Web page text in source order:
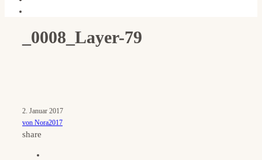
_0008_Layer-79
2. Januar 2017
von Nora2017
share